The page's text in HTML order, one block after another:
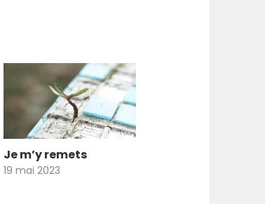
Je m’y remets
19 mai 2023